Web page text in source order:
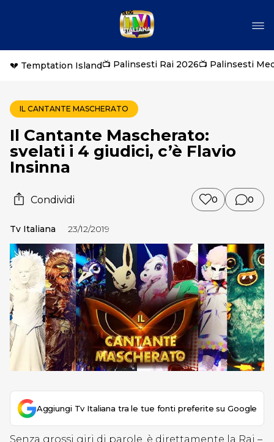
💔 Temptation Island📺 Palinsesti Rai 2026📺 Palinsesti
IL CANTANTE MASCHERATO
Il Cantante Mascherato:
svelati i 4 giudici, c’è Flavio
Insinna
Condividi 0 0
Tv Italiana 23/12/2019
Aggiungi Tv Italiana tra le tue fonti preferite su Google
Senza grossi giri di parole, è direttamente la Rai –